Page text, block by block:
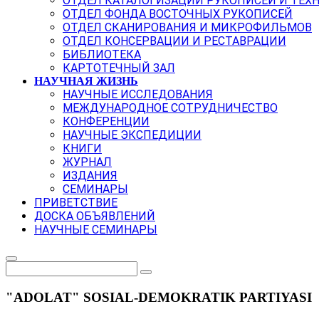
ОТДЕЛ ФОНДА ВОСТОЧНЫХ РУКОПИСЕЙ
ОТДЕЛ СКАНИРОВАНИЯ И МИКРОФИЛЬМОВ
ОТДЕЛ КОНСЕРВАЦИИ И РЕСТАВРАЦИИ
БИБЛИОТЕКА
КАРТОТЕЧНЫЙ ЗАЛ
НАУЧНАЯ ЖИЗНЬ
НАУЧНЫЕ ИССЛЕДОВАНИЯ
МЕЖДУНАРОДНОЕ СОТРУДНИЧЕСТВО
КОНФЕРЕНЦИИ
НАУЧНЫЕ ЭКСПЕДИЦИИ
КНИГИ
ЖУРНАЛ
ИЗДАНИЯ
СЕМИНАРЫ
ПРИВЕТСТВИЕ
ДОСКА ОБЪЯВЛЕНИЙ
НАУЧНЫЕ СЕМИНАРЫ
"ADOLAT" SOSIAL-DEMOKRATIK PARTIYASI